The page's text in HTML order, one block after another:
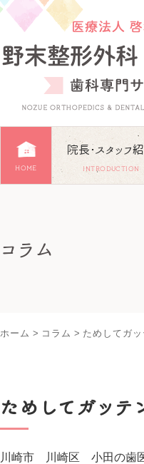
HOME
院長･スタッフ
INTRODUCTION
コラム
ホーム > コラム > ためしてガ
ためしてガッ
川崎市 川崎区 小田の歯